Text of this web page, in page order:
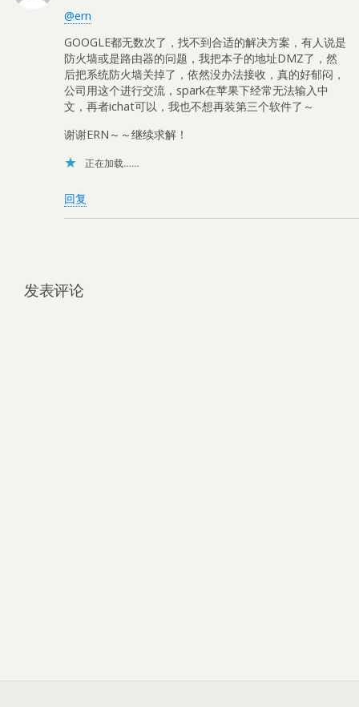
@ern
GOOGLE都无数次了，找不到合适的解决方案，有人说是
防火墙或是路由器的问题，我把本子的地址DMZ了，然
后把系统防火墙关掉了，依然没办法接收，真的好郁闷，
公司用这个进行交流，spark在苹果下经常无法输入中
文，再者ichat可以，我也不想再装第三个软件了～
谢谢ERN～～继续求解！
正在加载……
回复
发表评论